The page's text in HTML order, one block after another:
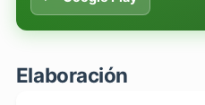
Elaboración